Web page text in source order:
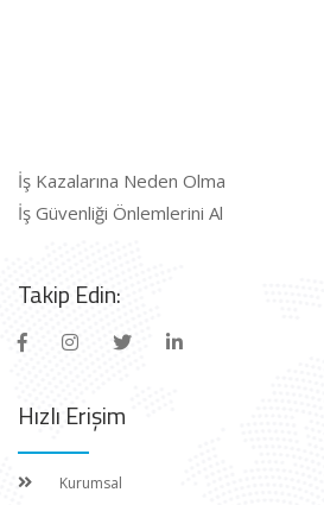
İş Kazalarına Neden Olma
İş Güvenliği Önlemlerini Al
Takip Edin:
Hızlı Erişim
Kurumsal